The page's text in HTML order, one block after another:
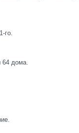
го.
64 дома.